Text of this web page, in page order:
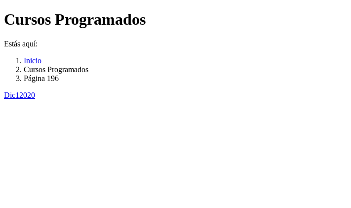
Cursos Programados
Estás aquí:
Inicio
Cursos Programados
Página 196
Dic1 2020